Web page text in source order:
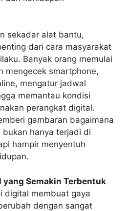
sekadar alat bantu,
dari cara masyarakat
Banyak orang memulai
mengecek smartphone,
mengatur jadwal
memantau kondisi
perangkat digital.
gambaran bagaimana
hanya terjadi di
hampir menyentuh
yang Semakin Terbentuk
digital membuat gaya
dengan sangat